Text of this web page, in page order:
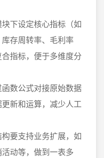
下设定核心指标（如
存周转率、毛利率
指标，便于多维度分
数公式对接原始数据
新和运算，减少人工
要支持业务扩展，如
动等，做到一表多